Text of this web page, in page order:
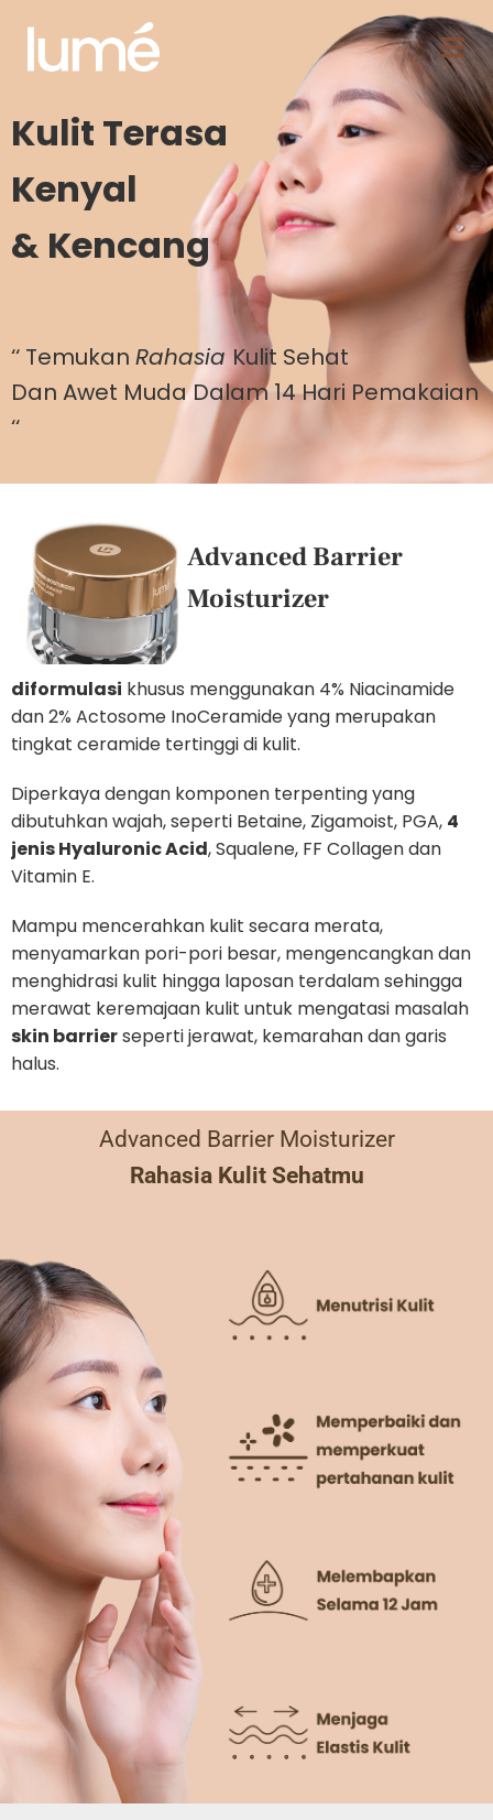
Kulit Terasa
Kenyal
& Kencang
‘‘ Temukan Rahasia Kulit Sehat
Dan Awet Muda Dalam 14 Hari Pemakaian
‘‘
Advanced Barrier
Moisturizer
diformulasi khusus menggunakan 4% Niacinamide
dan 2% Actosome InoCeramide yang merupakan
tingkat ceramide tertinggi di kulit.
Diperkaya dengan komponen terpenting yang
dibutuhkan wajah, seperti Betaine, Zigamoist, PGA, 4
jenis Hyaluronic Acid, Squalene, FF Collagen dan
Vitamin E.
Mampu mencerahkan kulit secara merata,
menyamarkan pori-pori besar, mengencangkan dan
menghidrasi kulit hingga laposan terdalam sehingga
merawat keremajaan kulit untuk mengatasi masalah
skin barrierseperti jerawat, kemarahan dan garis
halus.
Advanced Barrier Moisturizer
Rahasia Kulit Sehatmu